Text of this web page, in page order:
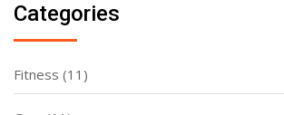
Categories
Fitness (11)